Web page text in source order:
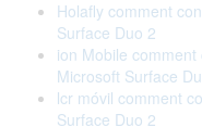
Holafly comment
Surface Duo 2
ion Mobile
Microsoft Surface
lcr móvil comment
Surface Duo 2